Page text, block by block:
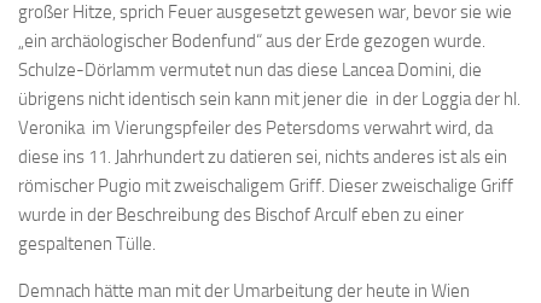
großer Hitze, sprich Feuer ausgesetzt gewesen war, bevor sie wie
„ein archäologischer Bodenfund“ aus der Erde gezogen wurde.
Schulze-Dörlamm vermutet nun das diese Lancea Domini, die
übrigens nicht identisch sein kann mit jener die in der Loggia der hl.
Veronika im Vierungspfeiler des Petersdoms verwahrt wird, da
diese ins 11. Jahrhundert zu datieren sei, nichts anderes ist als ein
römischer Pugio mit zweischaligem Griff. Dieser zweischalige Griff
wurde in der Beschreibung des Bischof Arculf eben zu einer
gespaltenen Tülle.
Demnach hätte man mit der Umarbeitung der heute in Wien